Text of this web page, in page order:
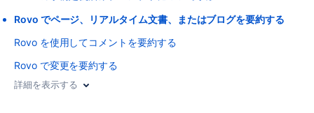
Rovo でページ、リアルタイム文書、またはブログを要約する
Rovo を使用してコメントを要約する
Rovo で変更を要約する
詳細を表示する